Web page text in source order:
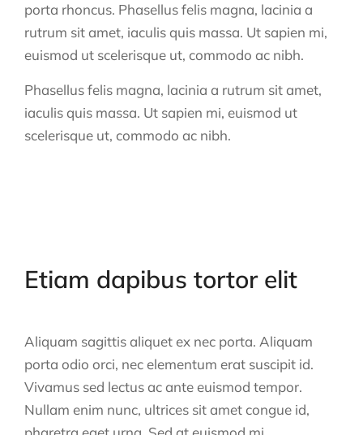
porta rhoncus. Phasellus felis magna, lacinia a
rutrum sit amet, iaculis quis massa. Ut sapien mi,
euismod ut scelerisque ut, commodo ac nibh.
Phasellus felis magna, lacinia a rutrum sit amet,
iaculis quis massa. Ut sapien mi, euismod ut
scelerisque ut, commodo ac nibh.
Etiam dapibus tortor elit
Aliquam sagittis aliquet ex nec porta. Aliquam
porta odio orci, nec elementum erat suscipit id.
Vivamus sed lectus ac ante euismod tempor.
Nullam enim nunc, ultrices sit amet congue id,